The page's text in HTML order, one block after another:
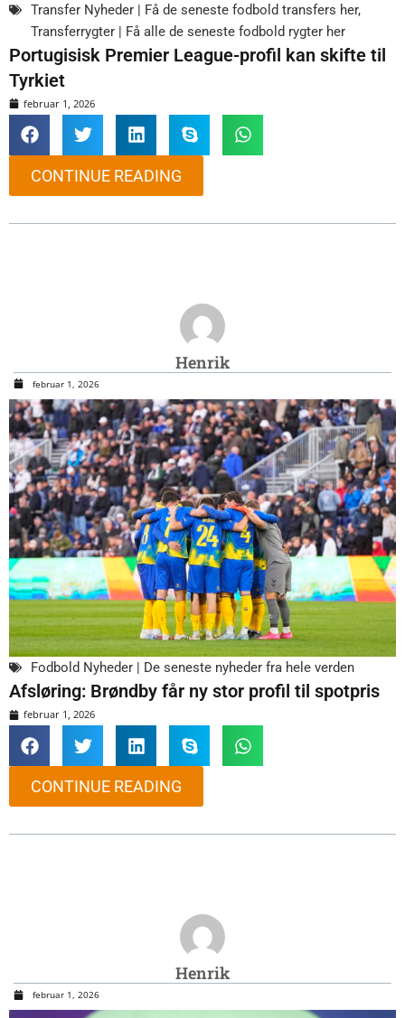
Transfer Nyheder | Få de seneste fodbold transfers her,
Transferrygter | Få alle de seneste fodbold rygter her
Portugisisk Premier League-profil kan skifte til
Tyrkiet
februar 1, 2026
CONTINUE READING
Henrik
februar 1, 2026
Fodbold Nyheder | De seneste nyheder fra hele verden
Afsløring: Brøndby får ny stor profil til spotpris
februar 1, 2026
CONTINUE READING
Henrik
februar 1, 2026